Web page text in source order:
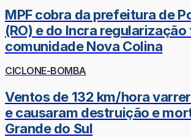
MPF cobra da prefeitura de
(RO) e do Incra
comunidade Nova Colina
CICLONE-BOMBA
Ventos de 132 km/hora
e causaram destruição e
Grande do Sul